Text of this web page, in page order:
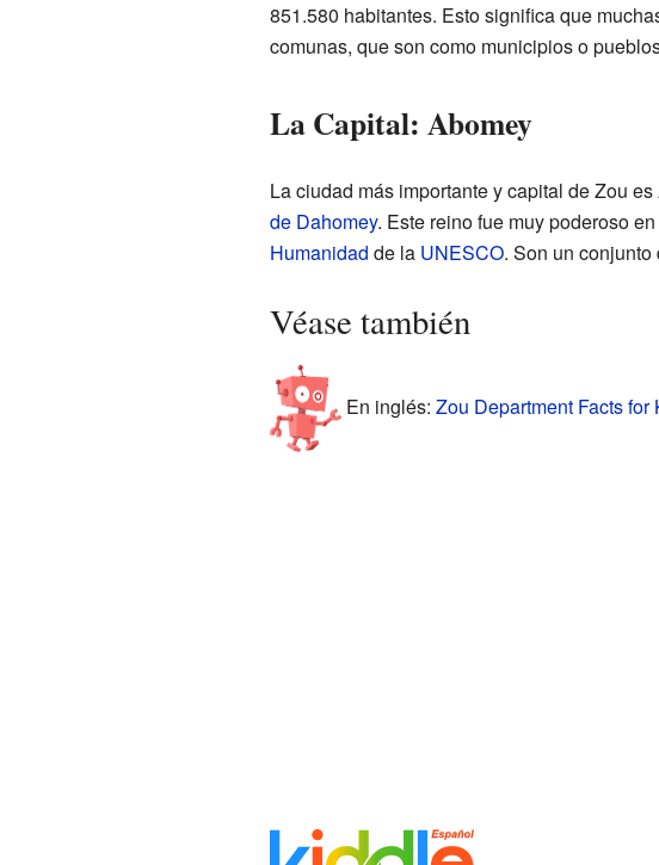
851.580 habitantes. Esto significa que
comunas, que son como municipios o
La Capital: Abomey
La ciudad más importante y capital de Zou
de Dahomey. Este reino fue muy poderoso
Humanidad de la UNESCO. Son un conjunto
Véase también
En inglés: Zou Department Facts for